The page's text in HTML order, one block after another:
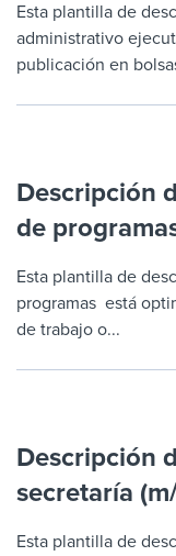
Esta plantilla de
administrativo
publicación en
Descripción
de
Esta plantilla de
programas está
de trabajo o...
Descripción
secretaría
Esta plantilla de